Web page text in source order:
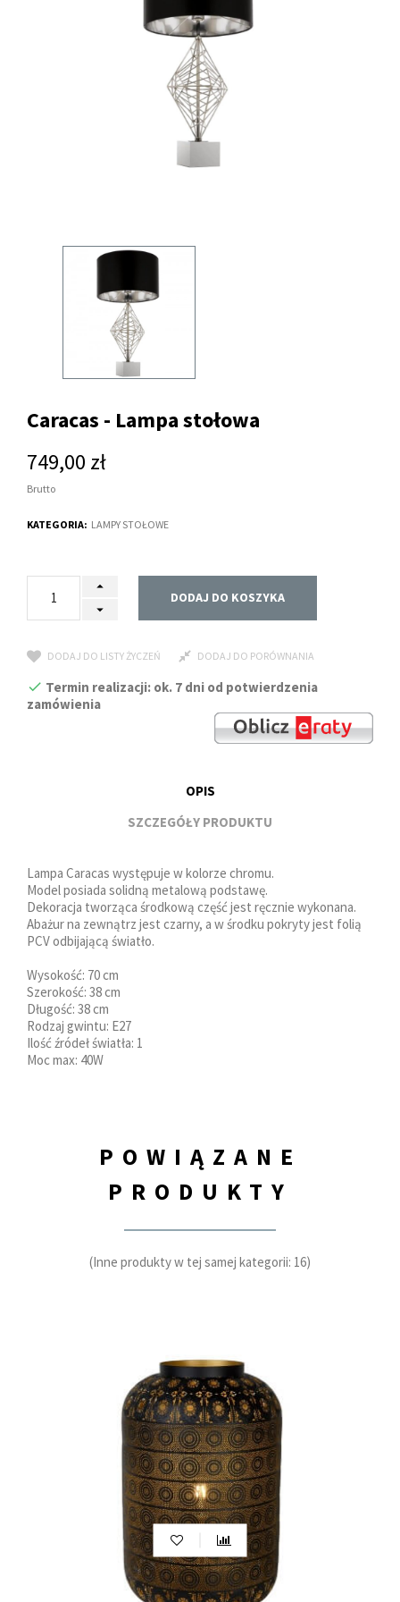
Caracas - Lampa stołowa
749,00 zł
Brutto
KATEGORIA: LAMPY STOŁOWE
DODAJ DO KOSZYKA
DODAJ DO LISTY ŻYCZEŃ DODAJ DO PORÓWNANIA
Termin realizacji: ok. 7 dni od potwierdzenia
zamówienia
OPIS
SZCZEGÓŁY PRODUKTU
Lampa Caracas występuje w kolorze chromu.
Model posiada solidną metalową podstawę.
Dekoracja tworząca środkową część jest ręcznie wykonana.
Abażur na zewnątrz jest czarny, a w środku pokryty jest folią
PCV odbijającą światło.
Wysokość: 70 cm
Szerokość: 38 cm
Długość: 38 cm
Rodzaj gwintu: E27
Ilość źródeł światła: 1
Moc max: 40W
POWIĄZANE
PRODUKTY
(Inne produkty w tej samej kategorii: 16)